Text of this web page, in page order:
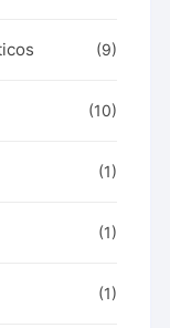
(9)
(10)
(1)
(1)
(1)